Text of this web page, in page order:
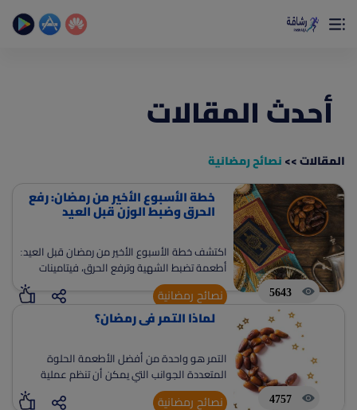
×
الصفحة الرئيسية(current)
المقالات
جديد
ادوات رشاقة
الأسئلة الشائعة(current)
أعلن معنا(current)
أحدث المقالات
المقالات >>نصائح رمضانية
5643
خطة الأسبوع الأخير من رمضان: رفع
الحرق وضبط الوزن قبل العيد
اكتشف خطة الأسبوع الأخير من رمضان قبل العيد:
أطعمة تضبط الشهية وترفع الحرق، فيتامينات
تدعم الأيض، جدول وجبات سبعة أيام متكامل،
ونصائح عملية لإدارة العزومات والحفاظ على وزنك
دون حرمان.
نصائح رمضانية
4757
لماذا التمر في رمضان؟
التمر هو واحدة من أفضل الأطعمة الحلوة
المتعددة الجوانب التي يمكن أن تنظم عملية
الهضم . ويمكن أن يعزز بشكل كبير من مستويات
الطاقة ويوفر احتياجات الألياف
نصائح رمضانية